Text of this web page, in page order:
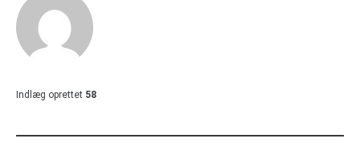
Indlæg oprettet 58